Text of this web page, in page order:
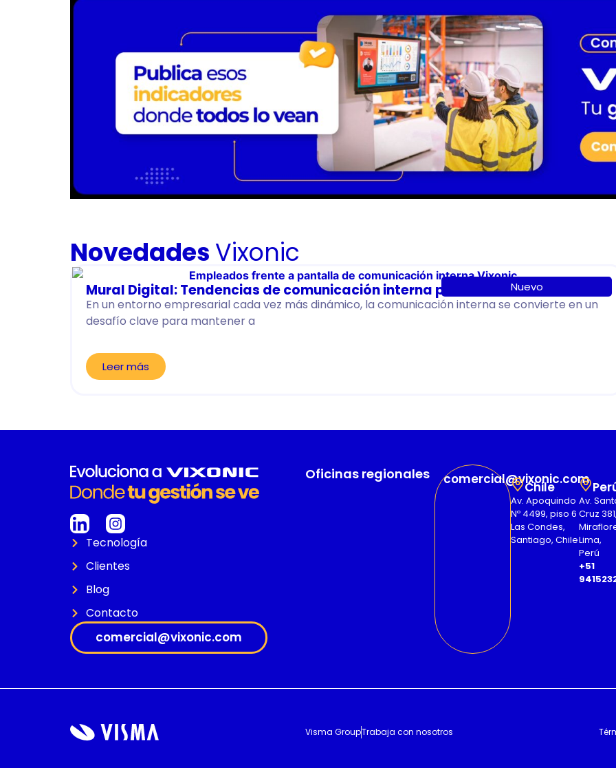
Novedades Vixonic
Nuevo
Mural Digital: Tendencias de comunicación interna para 2026
En un entorno empresarial cada vez más dinámico, la comunicación interna se convierte en un
desafío clave para mantener a
Leer más
Tecnología
Clientes
Blog
Contacto
comercial@vixonic.com
Oficinas regionales comercial@vixonic.com
Chile
Av. Apoquindo
Nº 4499, piso 6
Las Condes,
Santiago, Chile
Av.
Cruz 381,
Lima,
Perú
+51
Visma GroupTrabaja con nosotros